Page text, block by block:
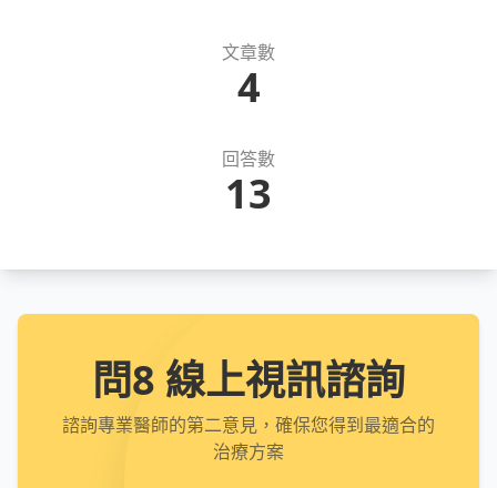
文章數
4
回答數
13
問8 線上視訊諮詢
諮詢專業醫師的第二意見，確保您得到最適合的
治療方案